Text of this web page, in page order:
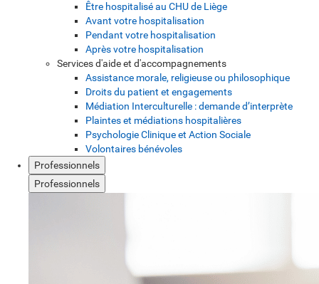
Être hospitalisé au CHU de Liège
Avant votre hospitalisation
Pendant votre hospitalisation
Après votre hospitalisation
Services d'aide et d'accompagnements
Assistance morale, religieuse ou philosophique
Droits du patient et engagements
Médiation Interculturelle : demande d’interprète
Plaintes et médiations hospitalières
Psychologie Clinique et Action Sociale
Volontaires bénévoles
Professionnels
Professionnels